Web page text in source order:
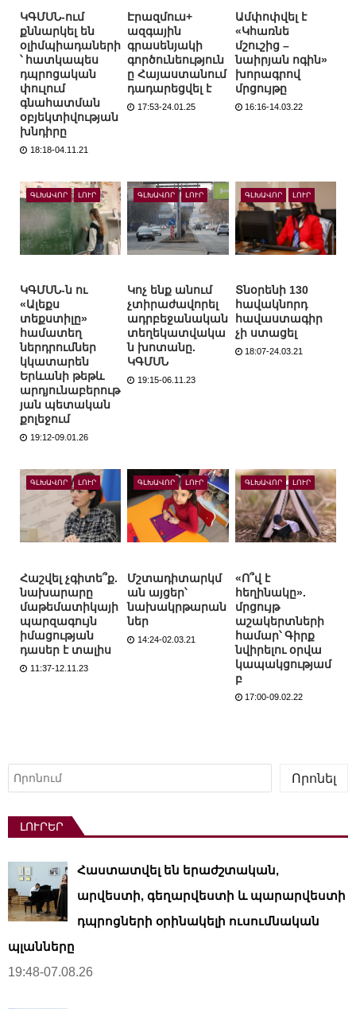
ԿԳՄՍՆ-ում
քննարկել են
օլիմպիադաների
՝ հատկապես
դպրոցական
փուլում
գնահատման
օբյեկտիվության
խնդիրը
18:18-04.11.21
Էրազմուս+
ազգային
գրասենյակի
գործունեություն
ը Հայաստանում
դադարեցվել է
17:53-24.01.25
Ամփոփվել է
«Կհառնե
մշուշից –
նաիրյան ոգին»
խորագրով
մրցույթը
16:16-14.03.22
ԳԼԽԱՎՈՐ ԼՈՒՐ
ԿԳՄՍՆ-ն ու
«Ալեքս
տեքստիլը»
համատեղ
ներդրումներ
կկատարեն
Երևանի թեթև
արդյունաբերութ
յան պետական
քոլեջում
19:12-09.01.26
ԳԼԽԱՎՈՐ ԼՈՒՐ
Կոչ ենք անում
չտիրաժավորել
ադրբեջանական
տեղեկատվակա
ն խոտանը.
ԿԳՄՍՆ
19:15-06.11.23
ԳԼԽԱՎՈՐ ԼՈՒՐ
Տնօրենի 130
հավակնորդ
հավաստագիր
չի ստացել
18:07-24.03.21
ԳԼԽԱՎՈՐ ԼՈՒՐ
Հաշվել չգիտե՞ք.
նախարարը
մաթեմատիկայի
պարզագույն
իմացության
դասեր է տալիս
11:37-12.11.23
ԳԼԽԱՎՈՐ ԼՈՒՐ
Մշտադիտարկմ
ան այցեր՝
նախակրթարան
ներ
14:24-02.03.21
ԳԼԽԱՎՈՐ ԼՈՒՐ
«Ո՞վ է
հեղինակը».
մրցույթ
աշակերտների
համար՝ Գիրք
նվիրելու օրվա
կապակցությամ
բ
17:00-09.02.22
Որոնել
Որոնել
ԼՈՒՐԵՐ
Հաստատվել են երաժշտական,
արվեստի, գեղարվեստի և պարարվեստի
դպրոցների օրինակելի ուսումնական
պլանները
19:48-07.08.26